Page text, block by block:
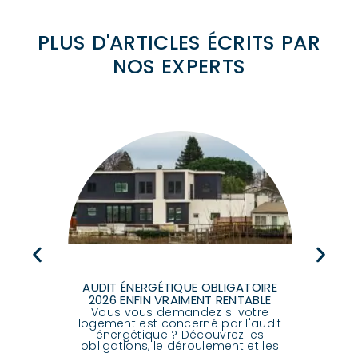
PLUS D'ARTICLES ÉCRITS PAR
NOS EXPERTS
AUDIT ÉNERGÉTIQUE OBLIGATOIRE
2026 ENFIN VRAIMENT RENTABLE
Vous vous demandez si votre
logement est concerné par l'audit
énergétique ? Découvrez les
obligations, le déroulement et les